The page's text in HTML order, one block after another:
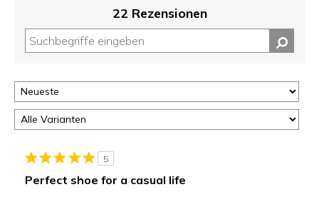
22 Rezensionen
5
Perfect shoe for a casual life